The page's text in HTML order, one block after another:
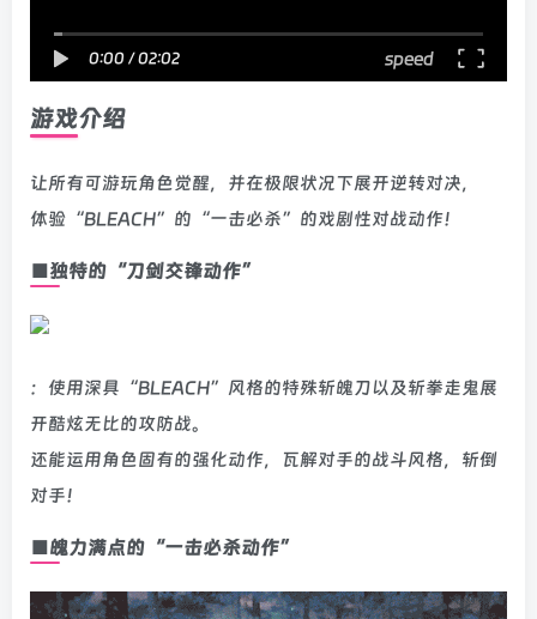
0:00 /02:02 speed
游戏介绍
让所有可游玩角色觉醒，并在极限状况下展开逆转对决，
体验“BLEACH”的“一击必杀”的戏剧性对战动作！
■独特的“刀剑交锋动作”
：使用深具“BLEACH”风格的特殊斩魄刀以及斩拳走鬼展
开酷炫无比的攻防战。
还能运用角色固有的强化动作，瓦解对手的战斗风格，斩倒
对手！
■魄力满点的“一击必杀动作”